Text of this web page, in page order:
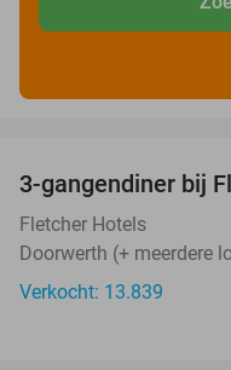
3-gangendiner bij
Fletcher Hotels
Doorwerth (+ meerdere
Verkocht: 13.839